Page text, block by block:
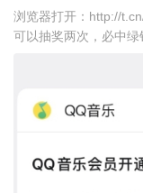
浏览器打开：http://
可以抽奖两次，必中绿